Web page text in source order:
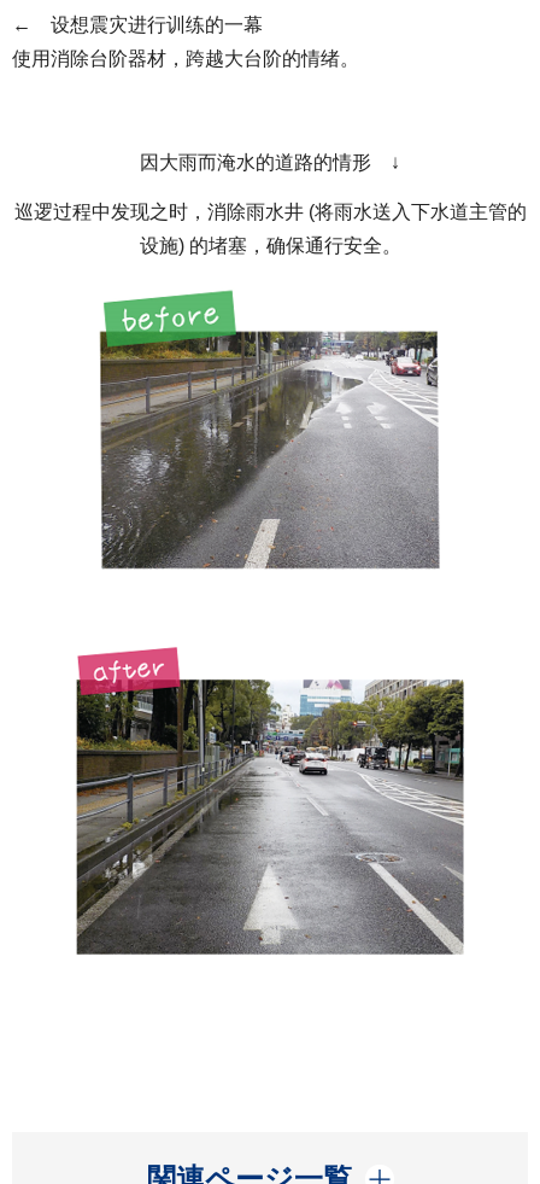
← 设想震灾进行训练的一幕
使用消除台阶器材，跨越大台阶的情绪。
因大雨而淹水的道路的情形 ↓
巡逻过程中发现之时，消除雨水井 (将雨水送入下水道主管的
设施) 的堵塞，确保通行安全。
開く